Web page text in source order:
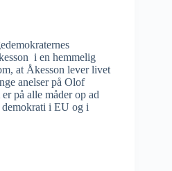
i en hemmelig
at Åkesson lever livet
anelser på Olof
på alle måder op ad
i EU og i